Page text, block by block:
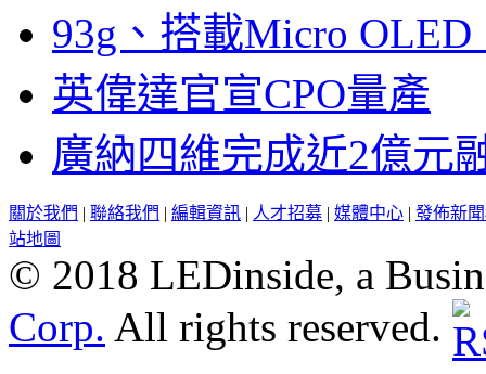
93g、搭載Micro
英偉達官宣CPO量產
廣納四維完成近2億元
關於我們 | 聯絡我們 | 編輯資訊 | 人才招募 | 媒體中心 | 發佈新
站地圖
© 2018 LEDinside, a
Corp. All rights reserved.